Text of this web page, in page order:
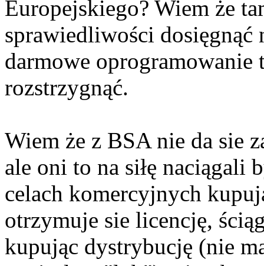
Europejskiego? Wiem że
sprawiedliwości dosięgnąć
darmowe
rozstrzygnąć.
Wiem że z BSA nie da sie
ale oni to na siłę naciągali
celach komercyjnych
otrzymuje sie licencję,
kupując dystrybucję (nie